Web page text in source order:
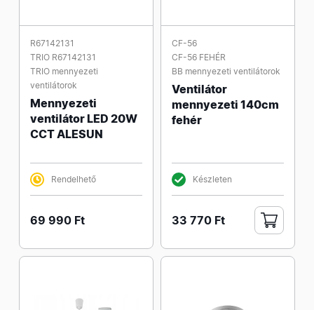
R67142131
TRIO R67142131
TRIO mennyezeti
ventilátorok
Mennyezeti
ventilátor LED 20W
CCT ALESUN
Rendelhető
69 990 Ft
CF-56
CF-56 FEHÉR
BB mennyezeti ventilátorok
Ventilátor
mennyezeti 140cm
fehér
Készleten
33 770 Ft